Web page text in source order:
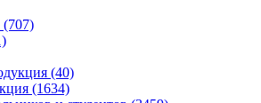
(707)
(40)
(1634)